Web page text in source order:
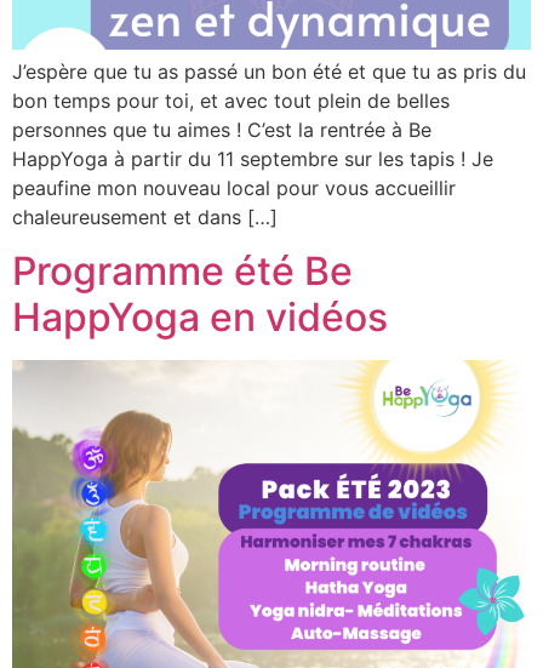
J’espère que tu as passé un bon été et que tu as pris du
bon temps pour toi, et avec tout plein de belles
personnes que tu aimes ! C’est la rentrée à Be
HappYoga à partir du 11 septembre sur les tapis ! Je
peaufine mon nouveau local pour vous accueillir
chaleureusement et dans […]
Programme été Be
HappYoga en vidéos